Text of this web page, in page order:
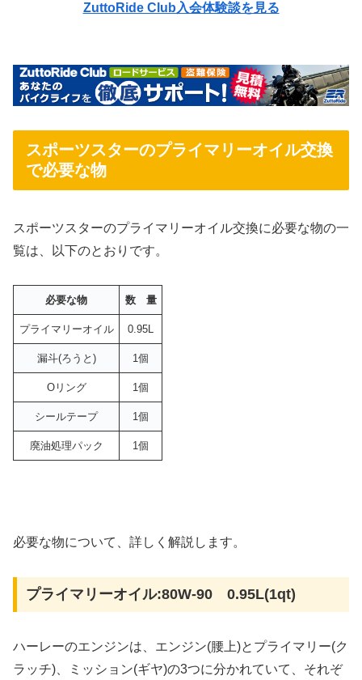
ZuttoRide Club入会体験談を見る
スポーツスターのプライマリーオイル交換
で必要な物
スポーツスターのプライマリーオイル交換に必要な物の一
覧は、以下のとおりです。
必要な物 数 量
プライマリーオイル 0.95L
漏斗(ろうと) 1個
Oリング 1個
シールテープ 1個
廃油処理パック 1個
必要な物について、詳しく解説します。
プライマリーオイル:80W-90 0.95L(1qt)
ハーレーのエンジンは、エンジン(腰上)とプライマリー(ク
ラッチ)、ミッション(ギヤ)の3つに分かれていて、それぞ